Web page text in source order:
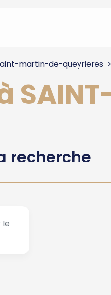
martin-de-queyrieres
recherche
le